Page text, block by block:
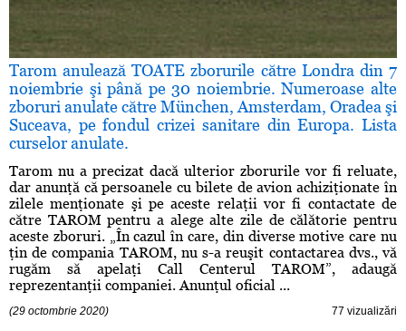
Tarom anulează TOATE zborurile către Londra din 7
noiembrie şi până pe 30 noiembrie. Numeroase alte
zboruri anulate către München, Amsterdam, Oradea şi
Suceava, pe fondul crizei sanitare din Europa. Lista
curselor anulate.
Tarom nu a precizat dacă ulterior zborurile vor fi reluate,
dar anunţă că persoanele cu bilete de avion achiziţionate în
zilele menţionate şi pe aceste relaţii vor fi contactate de
către TAROM pentru a alege alte zile de călătorie pentru
aceste zboruri. „În cazul în care, din diverse motive care nu
ţin de compania TAROM, nu s-a reuşit contactarea dvs., vă
rugăm să apelaţi Call Centerul TAROM”, adaugă
reprezentanţii companiei. Anunţul oficial ...
(29 octombrie 2020) 77 vizualizări